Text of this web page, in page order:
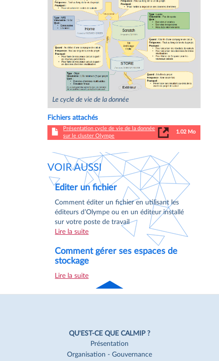
Le cycle de vie de la donnée
Fichiers attachés
Présentation cycle de vie de la donnée
sur le cluster Olympe
1.02 Mo
VOIR AUSSI
Editer un fichier
Comment éditer un fichier en utilisant les
éditeurs d’Olympe ou en un éditeur installé
sur votre poste de travail
Lire la suite
Comment gérer ses espaces de
stockage
Lire la suite
de page
QU'EST-CE QUE CALMIP ?
Présentation
Organisation - Gouvernance